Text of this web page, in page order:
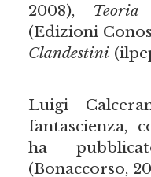
2008),
(Edizioni
Clandestini
Luigi
fantascienza,
ha
(Bonaccorso,